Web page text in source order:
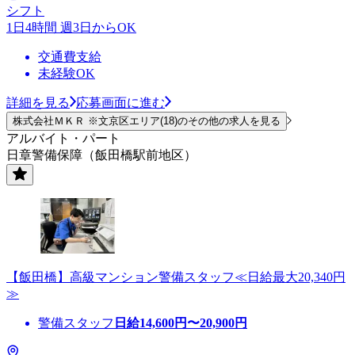
シフト
1日4時間 週3日からOK
交通費支給
未経験OK
詳細を見る 応募画面に進む
株式会社ＭＫＲ ※文京区エリア(18)のその他の求人を見る
アルバイト・パート
日章警備保障（飯田橋駅前地区）
【飯田橋】高級マンション警備スタッフ≪日給最大20,340円
≫
警備スタッフ 日給14,600円〜20,900円